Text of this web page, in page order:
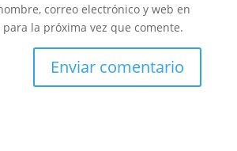
correo electrónico y web en
la próxima vez que comente.